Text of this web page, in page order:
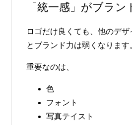
「統一感」がブラ
ロゴだけ良くても、他のデ
とブランド力は弱くなります
重要なのは、
色
フォント
写真テイスト